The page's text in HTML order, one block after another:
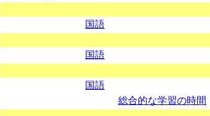
国語
国語
国語
総合的な学習の時間